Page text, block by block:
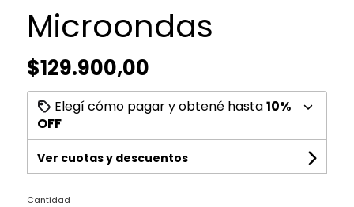
Microondas
$129.900,00
Elegí cómo pagar y obtené hasta10%
OFF
Ver cuotas y descuentos
Cantidad